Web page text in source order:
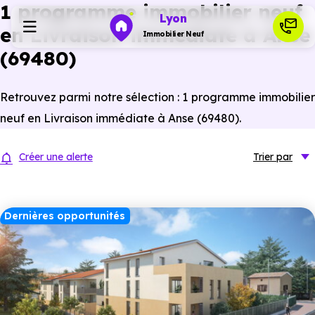
Lyon
Immobilier Neuf
Actualités
Ressources
Financer
1 programme immobilier neuf
en Livraison immédiate à Anse
(69480)
Retrouvez parmi notre sélection : 1 programme immobilier
neuf en Livraison immédiate à Anse (69480).
Créer une alerte Trier par
Dernières opportunités